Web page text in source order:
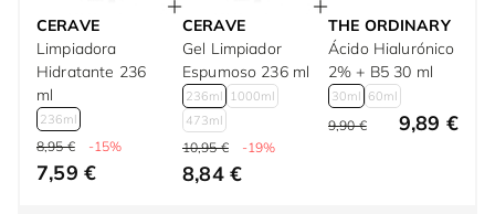
CERAVE
Limpiadora
Hidratante 236
ml
236ml
8,95 € -15%
7,59 €
CERAVE
Gel Limpiador
Espumoso 236 ml
236ml
1000ml
473ml
10,95 € -19%
8,84 €
THE ORDINARY
Ácido Hialurónico
2% + B5 30 ml
30ml 60ml
9,90 € 9,89 €